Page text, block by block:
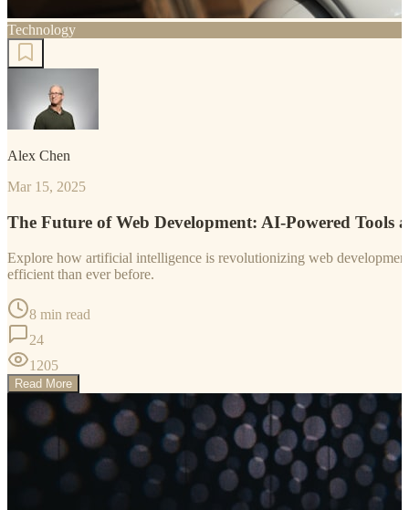
Technology
Alex Chen
Mar 15, 2025
The Future of Web Development: AI-Powered Tools
Explore how artificial intelligence is revolutionizing web
efficient than ever before.
8 min read
24
1205
Read More